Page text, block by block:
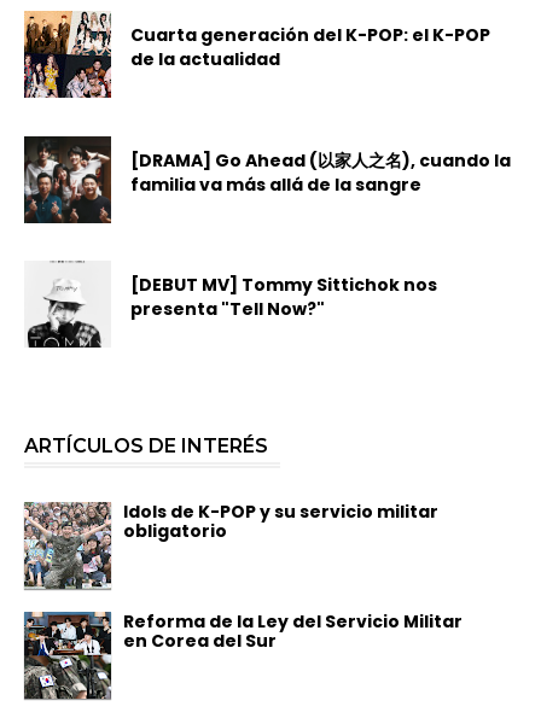
Cuarta generación del K-POP: el K-POP
de la actualidad
[DRAMA] Go Ahead (以家人之名), cuando la
familia va más allá de la sangre
[DEBUT MV] Tommy Sittichok nos
presenta "Tell Now?"
ARTÍCULOS DE INTERÉS
Idols de K-POP y su servicio militar
obligatorio
Reforma de la Ley del Servicio Militar
en Corea del Sur